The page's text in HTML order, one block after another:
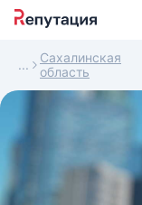
Сахалинская
область